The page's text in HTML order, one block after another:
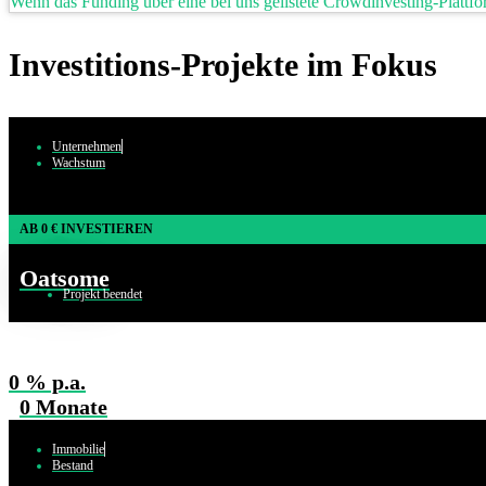
Investitions-Projekte im Fokus
Unternehmen
Wachstum
AB 0 € INVESTIEREN
Oatsome
Projekt beendet
0 % p.a.
0 Monate
Immobilie
Bestand